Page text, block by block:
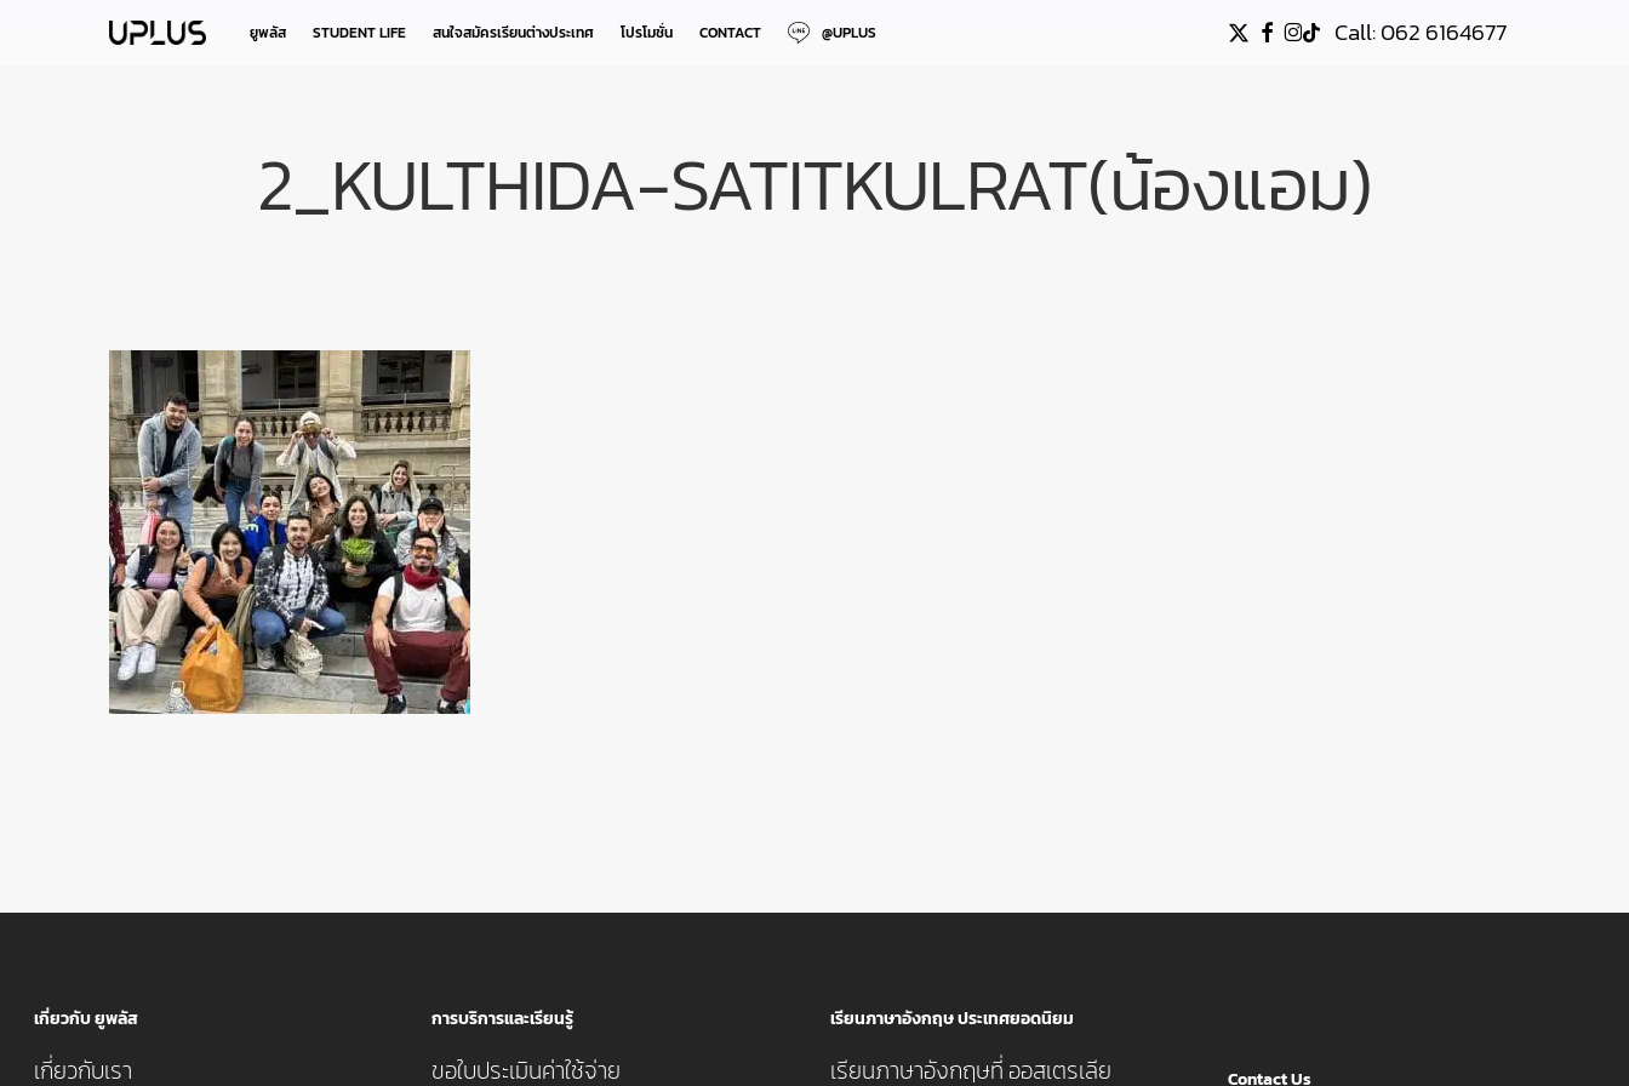
ยูพลัส STUDENT LIFE สนใจสมัครเรียนต่างประเทศ โปรโมชั่น CONTACT @UPLUS Call: 062 6164677
X-
TWITTER
FACEBOOK
INSTAGRAM
TIKTOK
2_KULTHIDA-SATITKULRAT(น้องแอม)
เกี่ยวกับ ยูพลัส
เกี่ยวกับเรา
การบริการและเรียนรู้
ขอใบประเมินค่าใช้จ่าย
เรียนภาษาอังกฤษ ประเทศยอดนิยม
เรียนภาษาอังกฤษที่ ออสเตรเลีย Contact Us